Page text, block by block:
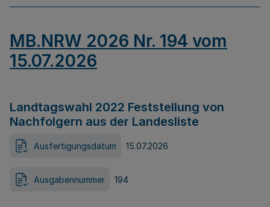
MB.NRW 2026 Nr. 194 vom
15.07.2026
Landtagswahl 2022 Feststellung von
Nachfolgern aus der Landesliste
Ausfertigungsdatum 15.07.2026
Ausgabennummer 194